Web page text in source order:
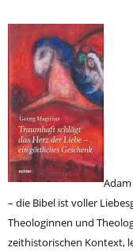
Kultur
Lebenslagen
Meinungen
Menschen
Stadtkirche
Aktuelle
Oktober 2017
– die Bibel ist voller
Theologinnen und
zeithistorischen Kontext,